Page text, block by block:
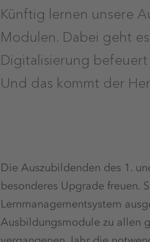
Künftig lernen unsere
Modulen. Dabei geht
Digitalisierung
Und das kommt der
Die Auszubildenden des 1.
besonderes Upgrade freuen.
Lernmanagementsystem
Ausbildungsmodule zu allen